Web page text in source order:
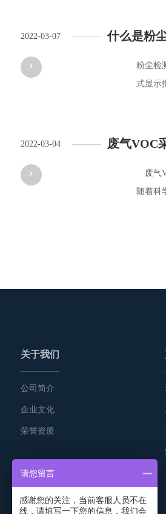
2022-03-07 ———— 什么是粉
›
粉尘检
式显示
2022-03-04 ———— 废气VOC
›
废气
随着科
关于我们
公司简介
企业文化
荣誉资质
请您留言
感谢您的关注，当前客服人员不在
线，请填写一下您的信息，我们会